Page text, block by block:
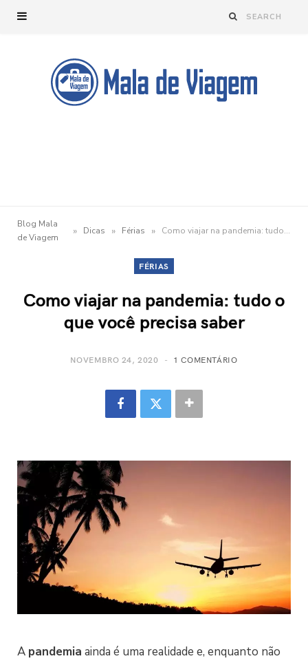
Blog Mala
de Viagem
» Dicas » Férias » Como viajar na pandemia: tudo o que você precisa saber
FÉRIAS
Como viajar na pandemia: tudo o
que você precisa saber
NOVEMBRO 24, 2020 1 COMENTÁRIO
A pandemia ainda é uma realidade e, enquanto não